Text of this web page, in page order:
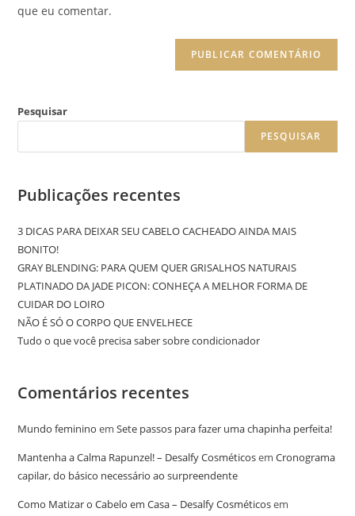
que eu comentar.
Pesquisar
PESQUISAR
Publicações recentes
3 DICAS PARA DEIXAR SEU CABELO CACHEADO AINDA MAIS
BONITO!
GRAY BLENDING: PARA QUEM QUER GRISALHOS NATURAIS
PLATINADO DA JADE PICON: CONHEÇA A MELHOR FORMA DE
CUIDAR DO LOIRO
NÃO É SÓ O CORPO QUE ENVELHECE
Tudo o que você precisa saber sobre condicionador
Comentários recentes
Mundo feminino emSete passos para fazer uma chapinha perfeita!
Mantenha a Calma Rapunzel! – Desalfy CosméticosemCronograma
capilar, do básico necessário ao surpreendente
Como Matizar o Cabelo em Casa – Desalfy Cosméticosem